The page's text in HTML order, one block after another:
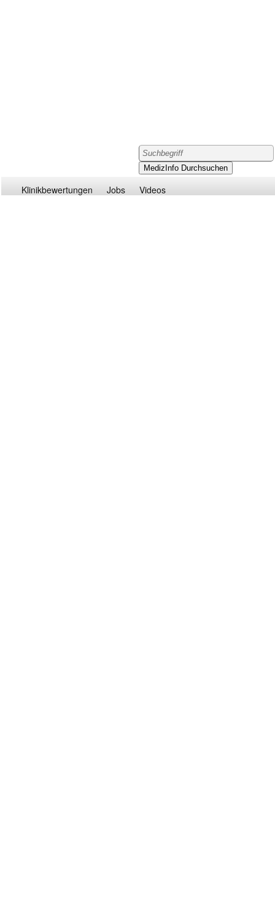
Klinikbewertungen Jobs Videos